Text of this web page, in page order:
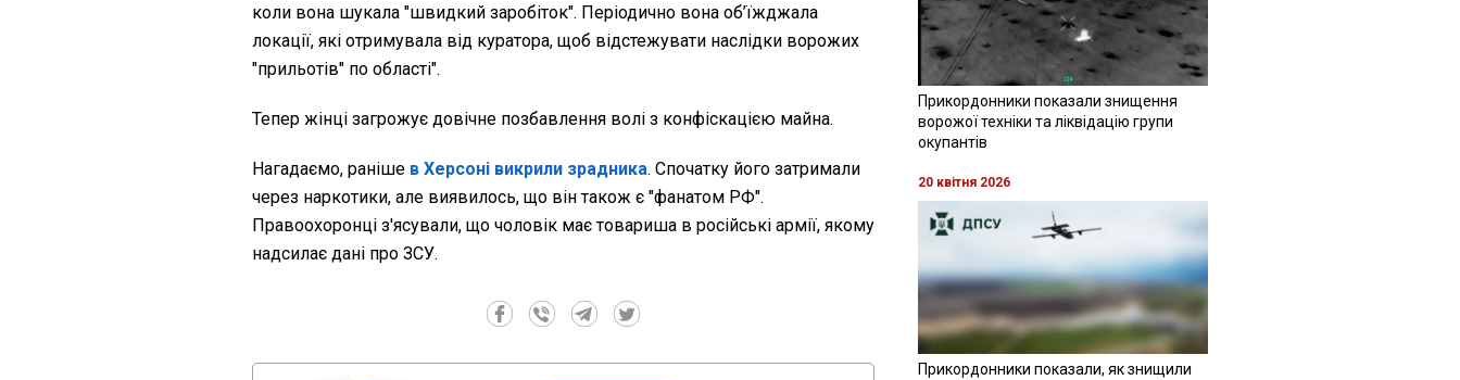
коли вона шукала "швидкий заробіток". Періодично вона об’їжджала
локації, які отримувала від куратора, щоб відстежувати наслідки ворожих
"прильотів" по області".
Тепер жінці загрожує довічне позбавлення волі з конфіскацією майна.
Нагадаємо, раніше в Херсоні викрили зрадника. Спочатку його затримали
через наркотики, але виявилось, що він також є "фанатом РФ".
Правоохоронці з'ясували, що чоловік має товариша в російські армії, якому
надсилає дані про ЗСУ.
Прикордонники показали знищення
ворожої техніки та ліквідацію групи
окупантів
20 квітня 2026
Прикордонники показали, як знищили